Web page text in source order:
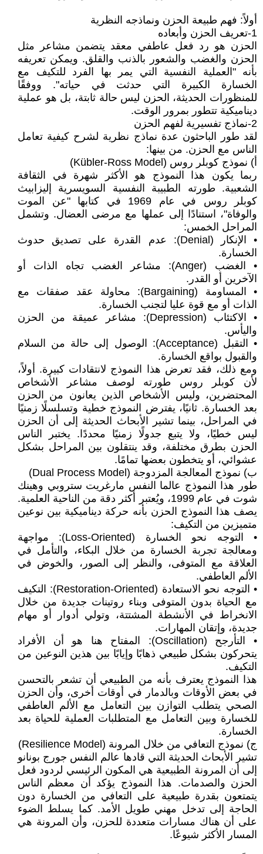
أولاً: فهم طبيعة الحزن ونماذجه النظرية
1-تعريف الحزن وأبعاده
الحزن هو رد فعل عاطفي معقد يتضمن مشاعر مثل
الحزن والغضب والشعور بالذنب والقلق. ويمكن تعريفه
بأنه "العملية النفسية التي يمر بها الفرد للتكيف مع
الخسارة الكبيرة التي حدثت في حياته". ووفقًا
للمنظورات الحديثة، الحزن ليس حالة ثابتة، بل هو عملية
ديناميكية تتطور بمرور الوقت.
2-نماذج تفسيرية لفهم الحزن
لقد طور الباحثون عدة نماذج نظرية لشرح كيفية تعامل
الناس مع الحزن. من بينها:
أ) نموذج كوبلر روس (Kübler-Ross Model)
ربما يكون هذا النموذج هو الأكثر شهرة في الثقافة
الشعبية. طورته الطبيبة النفسية السويسرية إليزابيث
كوبلر روس في عام 1969 في كتابها "عن الموت
والوفاة"، استنادًا إلى عملها مع مرضى العضال. وتشمل
المراحل الخمس:
• الإنكار (Denial): عدم القدرة على تصديق حدوث
الخسارة.
• الغضب (Anger): مشاعر الغضب تجاه الذات أو
الآخرين أو القدر.
• المساومة (Bargaining): محاولة عقد صفقات مع
الذات أو مع قوة عليا لتجنب الخسارة.
• الاكتئاب (Depression): مشاعر عميقة من الحزن
واليأس.
• التقبل (Acceptance): الوصول إلى حالة من السلام
والقبول بواقع الخسارة.
ومع ذلك، فقد تعرض هذا النموذج لانتقادات كبيرة. أولاً،
لأن كوبلر روس طورته لوصف مشاعر الأشخاص
المحتضرين، وليس الأشخاص الذين يعانون من الحزن
بعد الخسارة. ثانيًا، يفترض النموذج خطية وتسلسلًا زمنيًا
في المراحل، بينما تشير الأبحاث الحديثة إلى أن الحزن
ليس خطيًا، ولا يتبع جدولًا زمنيًا محددًا. يختبر الناس
الحزن بطرق مختلفة، وقد ينتقلون بين المراحل بشكل
عشوائي، أو يتخطون بعضها تمامًا.
ب) نموذج المعالجة المزدوجة (Dual Process Model)
طور هذا النموذج عالما النفس مارغريت ستروبي وهينك
شوت في عام 1999، ويُعتبر أكثر دقة من الناحية العلمية.
يصف هذا النموذج الحزن بأنه حركة ديناميكية بين نوعين
متميزين من التكيف:
• التوجه نحو الخسارة (Loss-Oriented): مواجهة
ومعالجة تجربة الخسارة من خلال البكاء، والتأمل في
العلاقة مع المتوفى، والنظر إلى الصور، والخوض في
الألم العاطفي.
• التوجه نحو الاستعادة (Restoration-Oriented): التكيف
مع الحياة بدون المتوفى وبناء روتينات جديدة من خلال
الانخراط في الأنشطة المشتتة، وتولي أدوار أو مهام
جديدة، وإتقان المهارات.
• التأرجح (Oscillation): المفتاح هنا هو أن الأفراد
يتحركون بشكل طبيعي ذهابًا وإيابًا بين هذين النوعين من
التكيف.
هذا النموذج يعترف بأنه من الطبيعي أن تشعر بالتحسن
في بعض الأوقات وبالدمار في أوقات أخرى، وأن الحزن
الصحي يتطلب التوازن بين التعامل مع الألم العاطفي
للخسارة وبين التعامل مع المتطلبات العملية للحياة بعد
الخسارة.
ج) نموذج التعافي من خلال المرونة (Resilience Model)
تشير الأبحاث الحديثة التي قادها عالم النفس جورج بونانو
إلى أن المرونة الطبيعية هي المكون الرئيسي لردود فعل
الحزن والصدمات. هذا النموذج يؤكد أن معظم الناس
يتمتعون بقدرة طبيعية على التعافي من الخسارة دون
الحاجة إلى تدخل مهني طويل الأمد. كما يسلط الضوء
على أن هناك مسارات متعددة للحزن، وأن المرونة هي
المسار الأكثر شيوعًا.